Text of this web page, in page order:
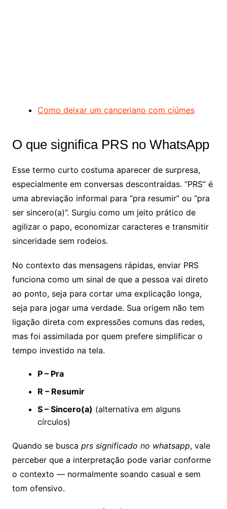
Como deixar um canceriano com ciúmes
O que significa PRS no WhatsApp
Esse termo curto costuma aparecer de surpresa,
especialmente em conversas descontraídas. “PRS” é
uma abreviação informal para “pra resumir” ou “pra
ser sincero(a)”. Surgiu como um jeito prático de
agilizar o papo, economizar caracteres e transmitir
sinceridade sem rodeios.
No contexto das mensagens rápidas, enviar PRS
funciona como um sinal de que a pessoa vai direto
ao ponto, seja para cortar uma explicação longa,
seja para jogar uma verdade. Sua origem não tem
ligação direta com expressões comuns das redes,
mas foi assimilada por quem prefere simplificar o
tempo investido na tela.
P – Pra
R – Resumir
S – Sincero(a) (alternativa em alguns
círculos)
Quando se busca prs significado no whatsapp, vale
perceber que a interpretação pode variar conforme
o contexto — normalmente soando casual e sem
tom ofensivo.